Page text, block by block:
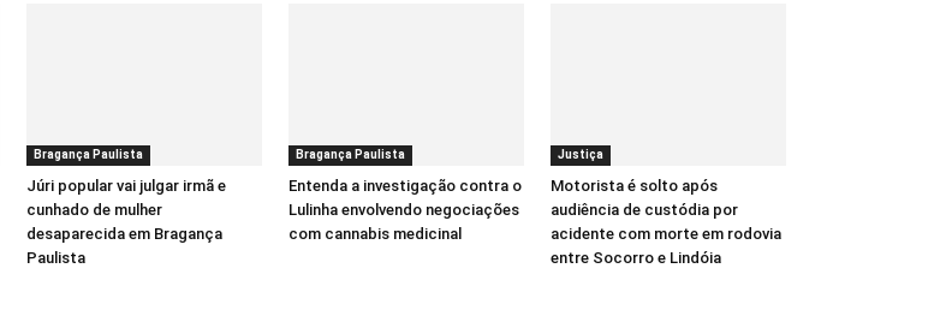
Bragança Paulista
Júri popular vai julgar irmã e
cunhado de mulher
desaparecida em Bragança
Paulista
Bragança Paulista
Entenda a investigação contra o
Lulinha envolvendo negociações
com cannabis medicinal
Justiça
Motorista é solto após
audiência de custódia por
acidente com morte em rodovia
entre Socorro e Lindóia